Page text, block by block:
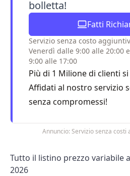
bolletta!
Fatti
Servizio senza costo
Venerdì dalle 9:00 alle 20:00
9:00 alle 17:00
Più di 1 Milione di clienti
Affidati al nostro servizio
senza compromessi!
Annuncio: Servizio senza
Tutto il listino prezzo variabile
2026